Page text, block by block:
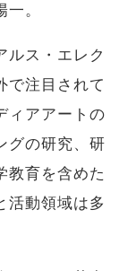
。
ルス・エレク
で注目されて
ィアアートの
グの研究、研
教育を含めた
活動領域は多